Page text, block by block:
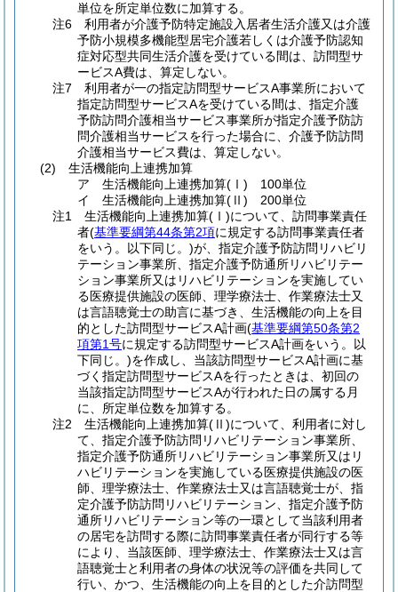
単位を所定単位数に加算する。
注6 利用者が介護予防特定施設入居者生活介護又は介護
予防小規模多機能型居宅介護若しくは介護予防認知
症対応型共同生活介護を受けている間は、訪問型サ
ービスA費は、算定しない。
注7 利用者が一の指定訪問型サービスA事業所において
指定訪問型サービスAを受けている間は、指定介護
予防訪問介護相当サービス事業所が指定介護予防訪
問介護相当サービスを行った場合に、介護予防訪問
介護相当サービス費は、算定しない。
(2) 生活機能向上連携加算
ア 生活機能向上連携加算(Ⅰ) 100単位
イ 生活機能向上連携加算(Ⅱ) 200単位
注1 生活機能向上連携加算(Ⅰ)について、訪問事業責任
者(基準要綱第44条第2項に規定する訪問事業責任者
をいう。以下同じ。)が、指定介護予防訪問リハビリ
テーション事業所、指定介護予防通所リハビリテー
ション事業所又はリハビリテーションを実施してい
る医療提供施設の医師、理学療法士、作業療法士又
は言語聴覚士の助言に基づき、生活機能の向上を目
的とした訪問型サービスA計画(基準要綱第50条第2
項第1号に規定する訪問型サービスA計画をいう。以
下同じ。)を作成し、当該訪問型サービスA計画に基
づく指定訪問型サービスAを行ったときは、初回の
当該指定訪問型サービスAが行われた日の属する月
に、所定単位数を加算する。
注2 生活機能向上連携加算(Ⅱ)について、利用者に対し
て、指定介護予防訪問リハビリテーション事業所、
指定介護予防通所リハビリテーション事業所又はリ
ハビリテーションを実施している医療提供施設の医
師、理学療法士、作業療法士又は言語聴覚士が、指
定介護予防訪問リハビリテーション、指定介護予防
通所リハビリテーション等の一環として当該利用者
の居宅を訪問する際に訪問事業責任者が同行する等
により、当該医師、理学療法士、作業療法士又は言
語聴覚士と利用者の身体の状況等の評価を共同して
行い、かつ、生活機能の向上を目的とした介訪問型